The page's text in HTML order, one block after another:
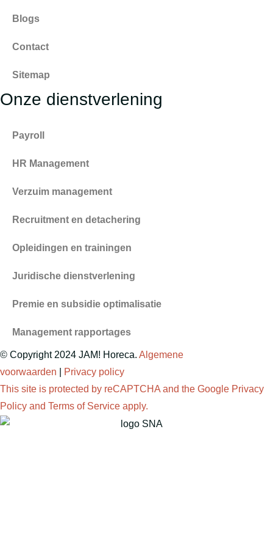
Blogs
Contact
Sitemap
Onze dienstverlening
Payroll
HR Management
Verzuim management
Recruitment en detachering
Opleidingen en trainingen
Juridische dienstverlening
Premie en subsidie optimalisatie
Management rapportages
© Copyright 2024 JAM! Horeca. Algemene
voorwaarden
Privacy policy
This site is protected by reCAPTCHA and the Google Privacy
Policy and Terms of Service apply.